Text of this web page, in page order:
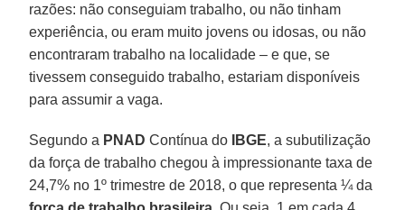
razões: não conseguiam trabalho, ou não tinham
experiência, ou eram muito jovens ou idosas, ou não
encontraram trabalho na localidade – e que, se
tivessem conseguido trabalho, estariam disponíveis
para assumir a vaga.
Segundo a PNAD Contínua do IBGE, a subutilização
da força de trabalho chegou à impressionante taxa de
24,7% no 1º trimestre de 2018, o que representa ¼ da